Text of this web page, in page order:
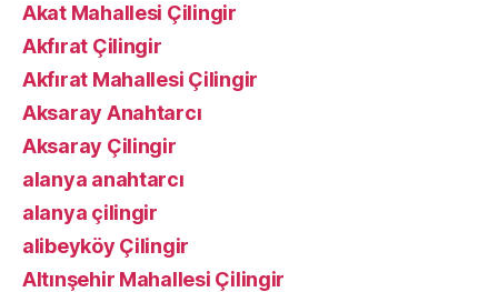
Akat Mahallesi Çilingir
Akfırat Çilingir
Akfırat Mahallesi Çilingir
Aksaray Anahtarcı
Aksaray Çilingir
alanya anahtarcı
alanya çilingir
alibeyköy Çilingir
Altınşehir Mahallesi Çilingir